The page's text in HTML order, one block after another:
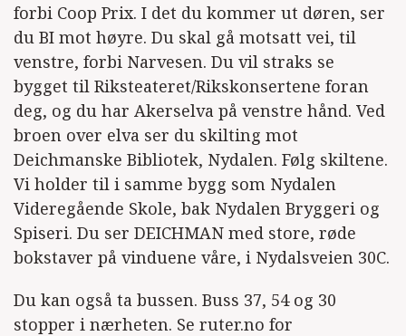
forbi Coop Prix. I det du kommer ut døren, ser
du BI mot høyre. Du skal gå motsatt vei, til
venstre, forbi Narvesen. Du vil straks se
bygget til Riksteateret/Rikskonsertene foran
deg, og du har Akerselva på venstre hånd. Ved
broen over elva ser du skilting mot
Deichmanske Bibliotek, Nydalen. Følg skiltene.
Vi holder til i samme bygg som Nydalen
Videregående Skole, bak Nydalen Bryggeri og
Spiseri. Du ser DEICHMAN med store, røde
bokstaver på vinduene våre, i Nydalsveien 30C.
Du kan også ta bussen. Buss 37, 54 og 30
stopper i nærheten. Se ruter.no for